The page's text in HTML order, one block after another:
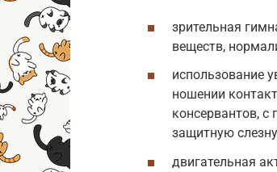
зрительная
веществ,
использование
ношении
консервантов, с
защитную
двигательная